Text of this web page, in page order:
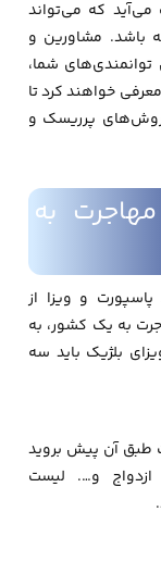
که می‌تواند
باشد. مشاورین و
شما،
خواهند کرد تا
روش‌های پرریسک و
به
و ویزا از
به یک کشور، به
بلژیک باید سه
طبق آن پیش بروید
و…. لیست